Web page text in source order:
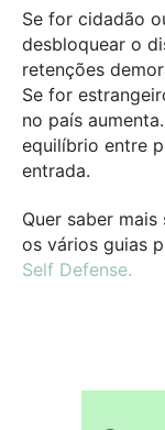
Se for cidadão
desbloquear o
retenções
Se for
no país
equilíbrio entre
entrada.
Quer saber
os vários guias
Self Defense.